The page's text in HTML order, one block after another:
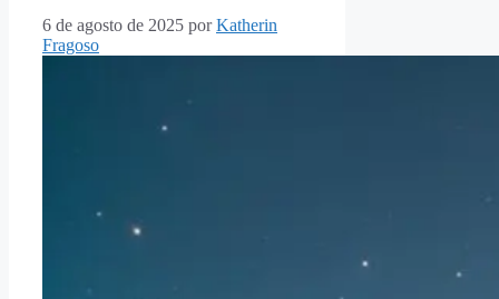
6 de agosto de 2025 porKatherin
Fragoso